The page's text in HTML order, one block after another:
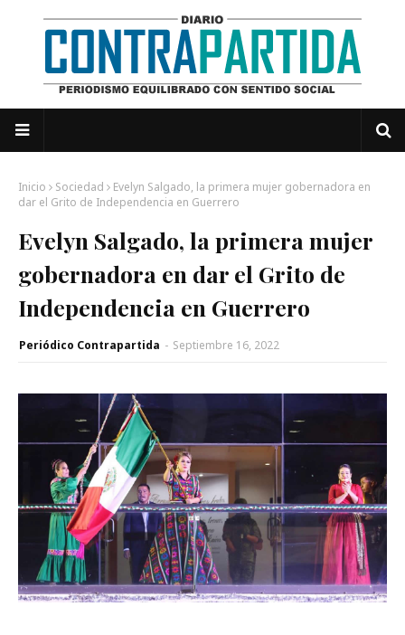
Inicio Sociedad
Evelyn Salgado, la primera mujer gobernadora en
dar el Grito de Independencia en Guerrero
Evelyn Salgado, la primera mujer
gobernadora en dar el Grito de
Independencia en Guerrero
Periódico Contrapartida - Septiembre 16, 2022